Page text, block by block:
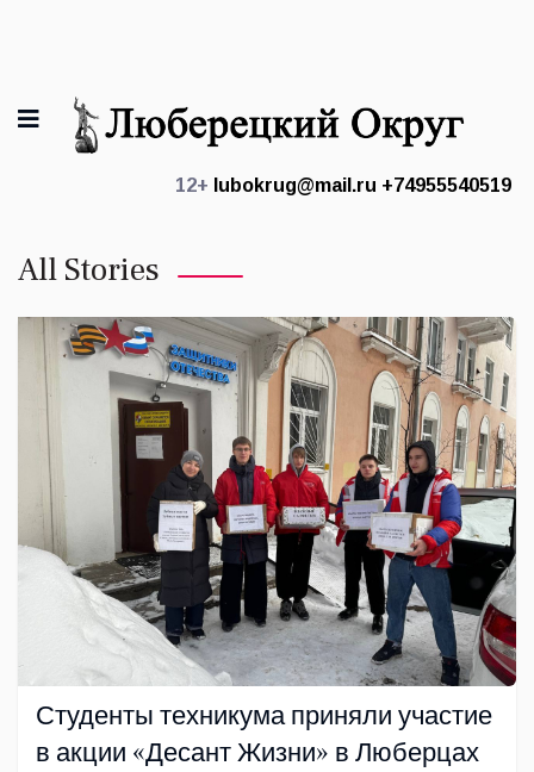
12+ lubokrug@mail.ru +74955540519
All Stories
Студенты техникума приняли участие
в акции «Десант Жизни» в Люберцах